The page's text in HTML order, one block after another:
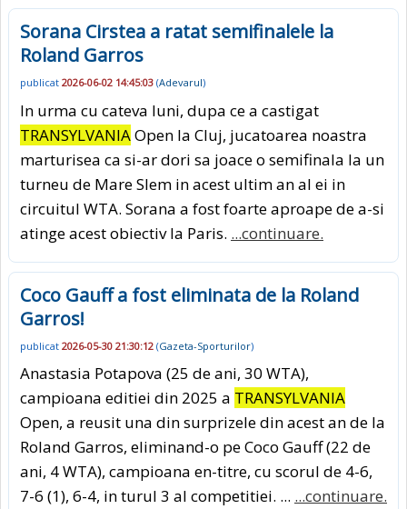
Sorana Cirstea a ratat semifinalele la
Roland Garros
publicat 2026-06-02 14:45:03 (Adevarul)
In urma cu cateva luni, dupa ce a castigat
TRANSYLVANIAOpen la Cluj, jucatoarea noastra
marturisea ca si-ar dori sa joace o semifinala la un
turneu de Mare Slem in acest ultim an al ei in
circuitul WTA. Sorana a fost foarte aproape de a-si
atinge acest obiectiv la Paris. ...continuare.
Coco Gauff a fost eliminata de la Roland
Garros!
publicat 2026-05-30 21:30:12 (Gazeta-Sporturilor)
Anastasia Potapova (25 de ani, 30 WTA),
campioana editiei din 2025 a TRANSYLVANIA
Open, a reusit una din surprizele din acest an de la
Roland Garros, eliminand-o pe Coco Gauff (22 de
ani, 4 WTA), campioana en-titre, cu scorul de 4-6,
7-6 (1), 6-4, in turul 3 al competitiei. ... ...continuare.